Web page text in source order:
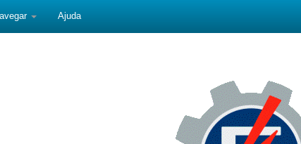
Ajuda